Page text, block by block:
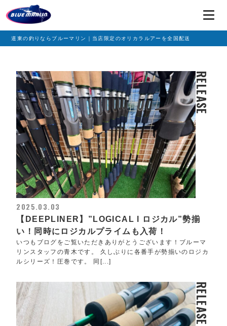
道東の釣りならブルーマリン｜当店限定のオリカラルアーを全国配送
RELEASE
2025.03.03
【DEEPLINER】”LOGICAL l ロジカル”勢揃
い！同時にロジカルプライムも入荷！
いつもブログをご覧いただきありがとうございます！ブルーマ
リンスタッフの青木です。 久しぶりに各番手が勢揃いのロジカ
ルシリーズ！圧巻です。 同[...]
RELEASE